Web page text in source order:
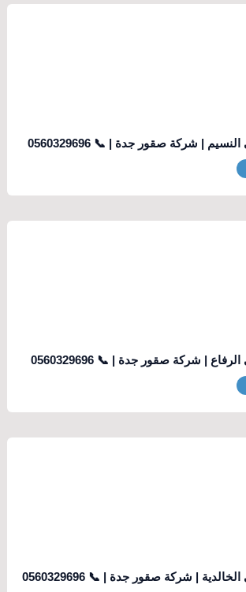
| شركة صقور جدة | 📞 0560329696
| شركة صقور جدة | 📞 0560329696
| شركة صقور جدة | 📞 0560329696